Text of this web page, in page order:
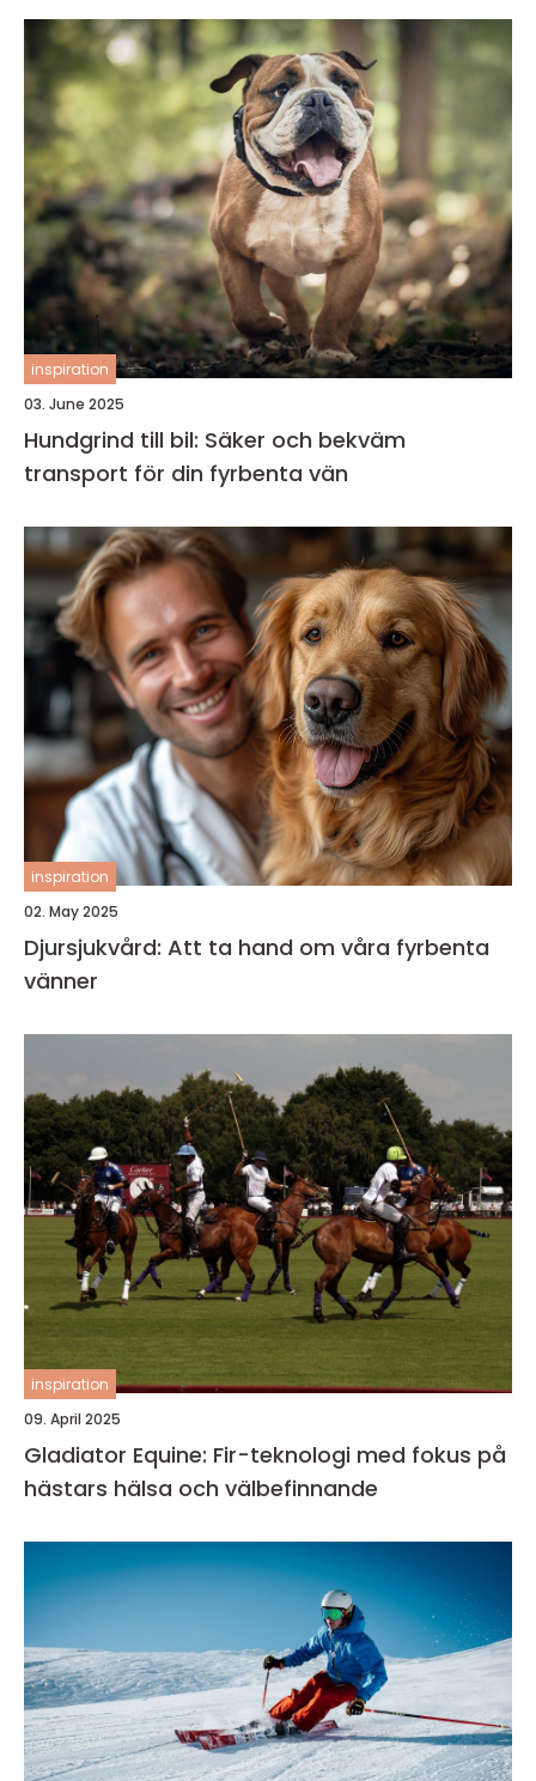
inspiration
03. June 2025
Hundgrind till bil: Säker och bekväm
transport för din fyrbenta vän
inspiration
02. May 2025
Djursjukvård: Att ta hand om våra fyrbenta
vänner
inspiration
09. April 2025
Gladiator Equine: Fir-teknologi med fokus på
hästars hälsa och välbefinnande